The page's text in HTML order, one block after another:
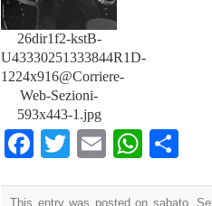
26dir1f2-kstB-
U43330251333844R1D-
1224x916@Corriere-
Web-Sezioni-
593x443-1.jpg
Facebook
TwitterEmail
This entry was posted on sabato,